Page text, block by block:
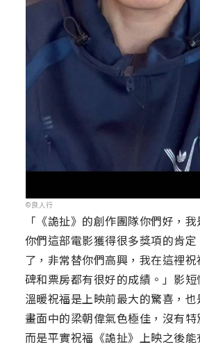
©良人行
「《詭扯》的創作團隊你們好，
你們這部電影獲得很多獎項的肯
了，非常替你們高興，我在這裡
碑和票房都有很好的成績。」影
溫暖祝福是上映前最大的驚喜，也
畫面中的梁朝偉氣色極佳，沒有特
而是平實祝福《詭扯》上映之後